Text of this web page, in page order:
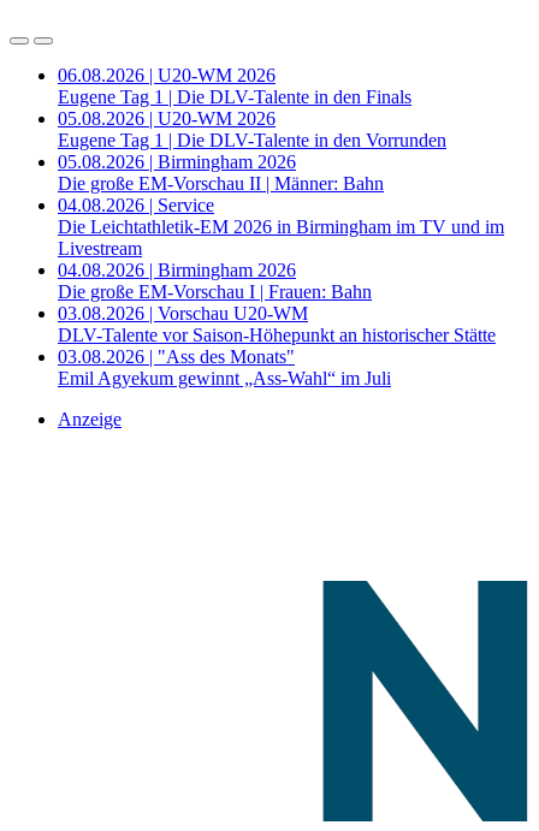
06.08.2026 | U20-WM 2026
Eugene Tag 1 | Die DLV-Talente in den Finals
05.08.2026 | U20-WM 2026
Eugene Tag 1 | Die DLV-Talente in den Vorrunden
05.08.2026 | Birmingham 2026
Die große EM-Vorschau II | Männer: Bahn
04.08.2026 | Service
Die Leichtathletik-EM 2026 in Birmingham im TV und im
Livestream
04.08.2026 | Birmingham 2026
Die große EM-Vorschau I | Frauen: Bahn
03.08.2026 | Vorschau U20-WM
DLV-Talente vor Saison-Höhepunkt an historischer Stätte
03.08.2026 | "Ass des Monats"
Emil Agyekum gewinnt „Ass-Wahl“ im Juli
Anzeige